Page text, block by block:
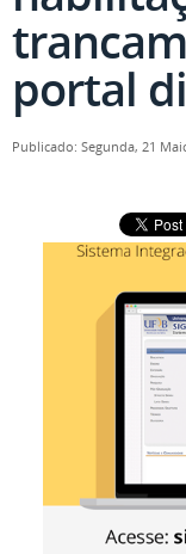
portal
Publicado: Segunda, 21